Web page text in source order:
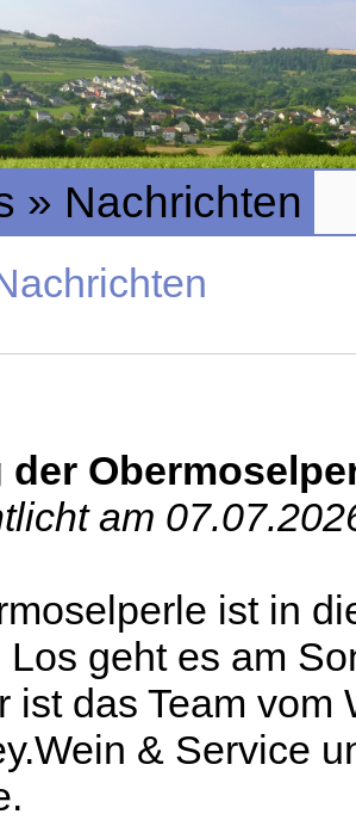
» Nachrichten
der
am
ist in
Los geht es am
ist das Team vom
& Service